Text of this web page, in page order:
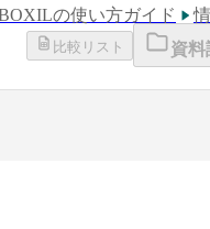
の使い方ガイド
比較リスト 資料